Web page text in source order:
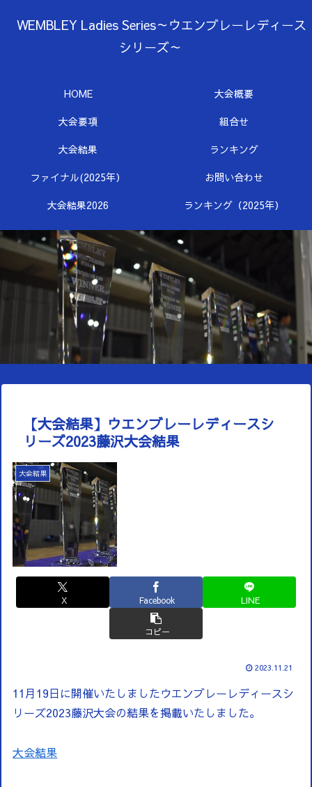
WEMBLEY Ladies Series～ウエンブレーレディース
シリーズ～
HOME
大会概要
大会要項
組合せ
大会結果
ランキング
ファイナル(2025年）
お問い合わせ
大会結果2026
ランキング（2025年）
【大会結果】ウエンブレーレディースシ
リーズ2023藤沢大会結果
大会結果
X Facebook LINE
コピー
2023.11.21
11月19日に開催いたしましたウエンブレーレディースシ
リーズ2023藤沢大会の結果を掲載いたしました。
大会結果